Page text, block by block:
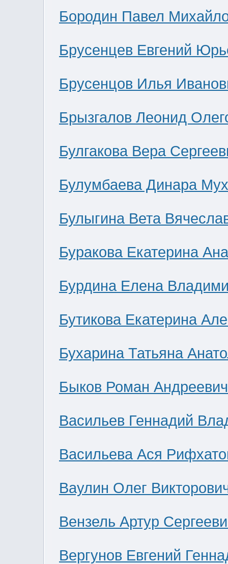
Бородин Павел
Брусенцев Евгений
Брусенцов Илья
Брызгалов Леонид
Булгакова Вера
Булумбаева Динара
Булыгина Вета
Буракова Екатерина
Бурдина Елена
Бутикова Екатерина
Бухарина Татьяна
Быков Роман Андреевич
Васильев Геннадий
Васильева Ася
Ваулин Олег
Вензель Артур
Вергунов Евгений